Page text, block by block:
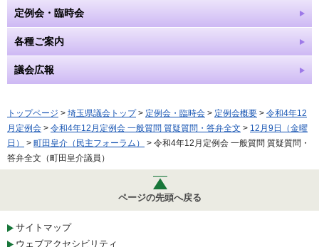
定例会・臨時会
各種ご案内
議会広報
トップページ > 埼玉県議会トップ> 定例会・臨時会 > 定例会概要 > 令和4年12
月定例会 > 令和4年12月定例会 一般質問 質疑質問・答弁全文 > 12月9日（金曜
日）
> 町田皇介（民主フォーラム）
> 令和4年12月定例会 一般質問 質疑質問・
答弁全文（町田皇介議員）
ページの先頭へ戻る
サイトマップ
ウェブアクセシビリティ